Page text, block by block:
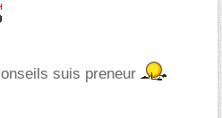
suis preneur